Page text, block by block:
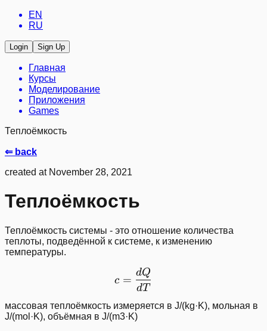
EN
RU
Login Sign Up
Главная
Курсы
Моделирование
Приложения
Games
Теплоёмкость
⇐ back
created at November 28, 2021
Теплоёмкость
Теплоёмкость системы - это отношение количества
теплоты, подведённой к системе, к изменению
температуры.
c = \frac{dQ}{dT}
c =
dT
dQ
массовая теплоёмкость измеряется в J/(kg·K), мольная в
J/(mol·K), объёмная в J/(m3·K)